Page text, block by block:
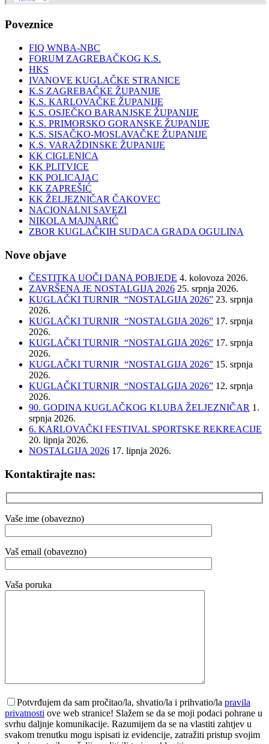
Poveznice
FIQ WNBA-NBC
FORUM ZAGREBAČKOG K.S.
HKS
IVANOVE KUGLAČKE STRANICE
K.S ZAGREBAČKE ŽUPANIJE
K.S. KARLOVAČKE ŽUPANIJE
K.S. OSJEČKO BARANJSKE ŽUPANIJE
K.S. PRIMORSKO GORANSKE ŽUPANIJE
K.S. SISAČKO-MOSLAVAČKE ŽUPANIJE
K.S. VARAŽDINSKE ŽUPANIJE
KK CIGLENICA
KK PLITVICE
KK POLICAJAC
KK ZAPREŠIĆ
KK ŽELJEZNIČAR ČAKOVEC
NACIONALNI SAVEZI
NIKOLA MAJNARIĆ
ZBOR KUGLAČKIH SUDACA GRADA OGULINA
Nove objave
ČESTITKA UOČI DANA POBJEDE 4. kolovoza 2026.
ZAVRŠENA JE NOSTALGIJA 2026 25. srpnja 2026.
KUGLAČKI TURNIR “NOSTALGIJA 2026” 23. srpnja
2026.
KUGLAČKI TURNIR “NOSTALGIJA 2026” 17. srpnja
2026.
KUGLAČKI TURNIR “NOSTALGIJA 2026” 17. srpnja
2026.
KUGLAČKI TURNIR “NOSTALGIJA 2026” 15. srpnja
2026.
KUGLAČKI TURNIR “NOSTALGIJA 2026” 12. srpnja
2026.
90. GODINA KUGLAČKOG KLUBA ŽELJEZNIČAR 1.
srpnja 2026.
6. KARLOVAČKI FESTIVAL SPORTSKE REKREACIJE
20. lipnja 2026.
NOSTALGIJA 2026 17. lipnja 2026.
Kontaktirajte nas:
Vaše ime (obavezno)
Vaš email (obavezno)
Vaša poruka
Potvrđujem da sam pročitao/la, shvatio/la i prihvatio/la pravila
privatnosti ove web stranice! Slažem se da se moji podaci pohrane u
svrhu daljnje komunikacije. Razumijem da se na vlastiti zahtjev u
svakom trenutku mogu ispisati iz evidencije, zatražiti pristup svojim